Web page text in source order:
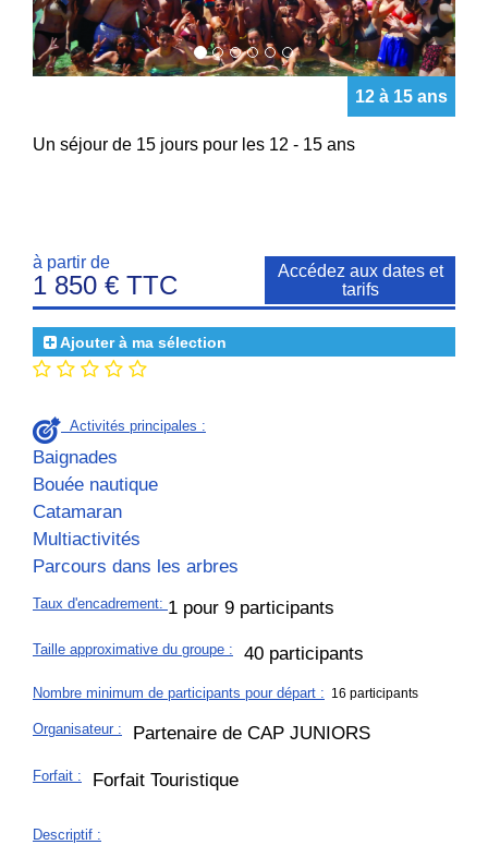
12 à 15 ans
Un séjour de 15 jours pour les 12 - 15 ans
à partir de
1 850 € TTC
Accédez aux dates et
tarifs
Ajouter à ma sélection
Activités principales :
Baignades
Bouée nautique
Catamaran
Multiactivités
Parcours dans les arbres
Taux d'encadrement: 1 pour 9 participants
Taille approximative du groupe : 40 participants
Nombre minimum de participants pour départ : 16 participants
Organisateur : Partenaire de CAP JUNIORS
Forfait : Forfait Touristique
Descriptif :